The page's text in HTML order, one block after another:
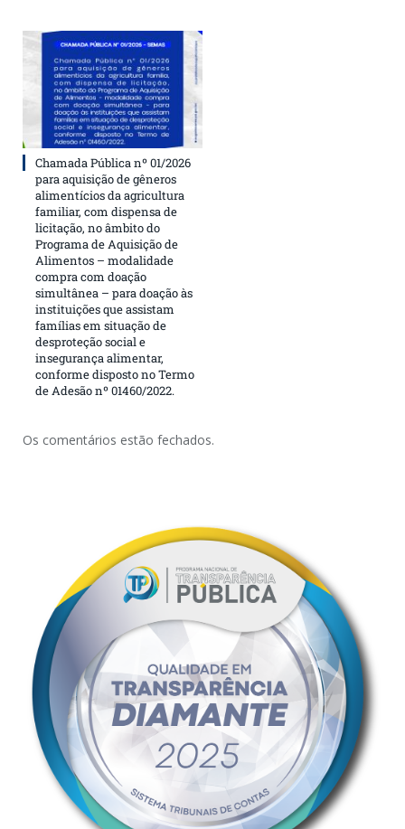
Chamada Pública nº 01/2026
para aquisição de gêneros
alimentícios da agricultura
familiar, com dispensa de
licitação, no âmbito do
Programa de Aquisição de
Alimentos – modalidade
compra com doação
simultânea – para doação às
instituições que assistam
famílias em situação de
desproteção social e
insegurança alimentar,
conforme disposto no Termo
de Adesão nº 01460/2022.
Os comentários estão fechados.